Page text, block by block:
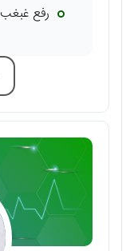
رفع غبغب